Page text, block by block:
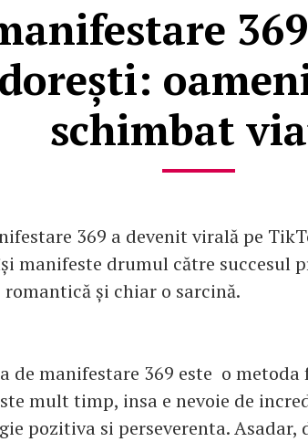
schimbat
369 a devenit virală pe
manifeste drumul către succesul
și chiar o sarcină.
de manifestare 369 este o
mult timp, insa e nevoie de
pozitiva si perseverenta.